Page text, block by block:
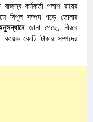
কর্মকর্তা পলাশ রায়ের
বিপুল সম্পদ গড়ে তোলার
জানা গেছে, নীরবে
কোটি টাকার সম্পদের